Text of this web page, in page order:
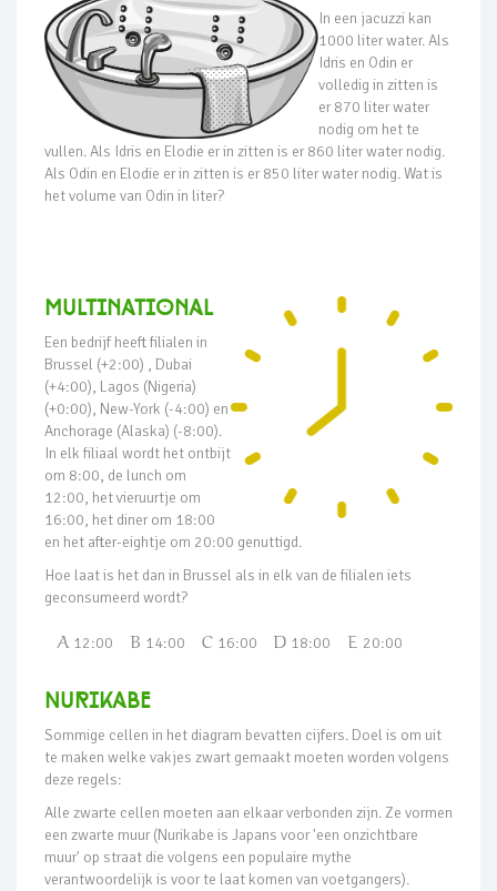
In een jacuzzi kan
1000 liter water. Als
Idris en Odin er
volledig in zitten is
er 870 liter water
nodig om het te
vullen. Als Idris en Elodie er in zitten is er 860 liter water nodig.
Als Odin en Elodie er in zitten is er 850 liter water nodig. Wat is
het volume van Odin in liter?
Multinational
Een bedrijf heeft filialen in
Brussel (+2:00) , Dubai
(+4:00), Lagos (Nigeria)
(+0:00), New-York (-4:00) en
Anchorage (Alaska) (-8:00).
In elk filiaal wordt het ontbijt
om 8:00, de lunch om
12:00, het vieruurtje om
16:00, het diner om 18:00
en het after-eightje om 20:00 genuttigd.
Hoe laat is het dan in Brussel als in elk van de filialen iets
geconsumeerd wordt?
A 12:00 B 14:00 C 16:00 D 18:00 E 20:00
Nurikabe
Sommige cellen in het diagram bevatten cijfers. Doel is om uit
te maken welke vakjes zwart gemaakt moeten worden volgens
deze regels:
Alle zwarte cellen moeten aan elkaar verbonden zijn. Ze vormen
een zwarte muur (Nurikabe is Japans voor 'een onzichtbare
muur' op straat die volgens een populaire mythe
verantwoordelijk is voor te laat komen van voetgangers).